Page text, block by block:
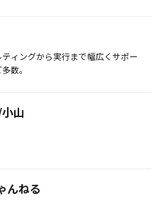
ィングから実行まで幅広くサポー
数。
山
んねる